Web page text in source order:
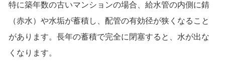
特に築年数の古いマンションの場合、給水管の内側に錆
（赤水）や水垢が蓄積し、配管の有効径が狭くなること
があります。長年の蓄積で完全に閉塞すると、水が出な
くなります。